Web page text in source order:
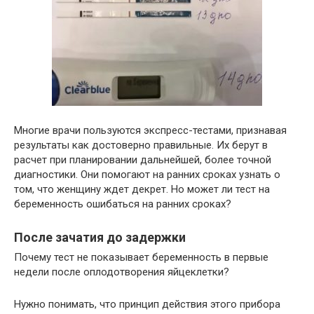
Многие врачи пользуются экспресс-тестами, признавая
результаты как достоверно правильные. Их берут в
расчет при планировании дальнейшей, более точной
диагностики. Они помогают на ранних сроках узнать о
том, что женщину ждет декрет. Но может ли тест на
беременность ошибаться на ранних сроках?
После зачатия до задержки
Почему тест не показывает беременность в первые
недели после оплодотворения яйцеклетки?
Нужно понимать, что принцип действия этого прибора